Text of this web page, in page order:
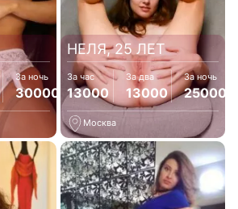
За ночь
30000
НЕЛЯ, 25 ЛЕТ
За час
13000
За два
13000
За ночь
25000
Москва